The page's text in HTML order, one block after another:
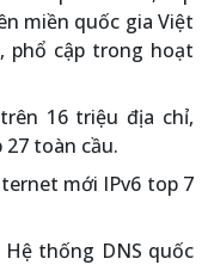
miền quốc gia Việt
phổ cập trong hoạt
16 triệu địa chỉ,
27 toàn cầu.
mới IPv6 top 7
thống DNS quốc